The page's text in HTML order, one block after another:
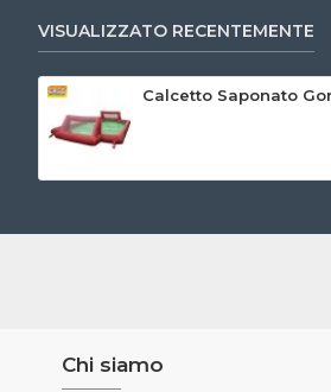
VISUALIZZATO RECENTEMENTE
Calcetto Saponato
Chi siamo